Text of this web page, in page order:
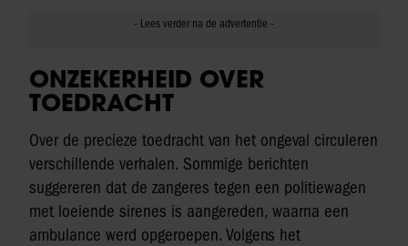
ONZEKERHEID OVER
TOEDRACHT
Over de precieze toedracht van het ongeval circuleren
verschillende verhalen. Sommige berichten
suggereren dat de zangeres tegen een politiewagen
met loeiende sirenes is aangereden, waarna een
ambulance werd opgeroepen. Volgens het